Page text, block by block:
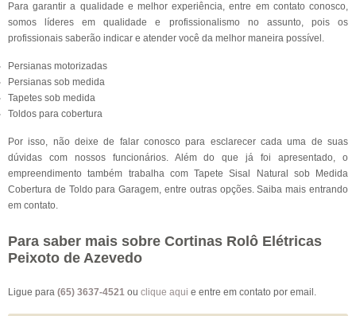
Para garantir a qualidade e melhor experiência, entre em contato conosco,
somos líderes em qualidade e profissionalismo no assunto, pois os
profissionais saberão indicar e atender você da melhor maneira possível.
Persianas motorizadas
Persianas sob medida
Tapetes sob medida
Toldos para cobertura
Por isso, não deixe de falar conosco para esclarecer cada uma de suas
dúvidas com nossos funcionários. Além do que já foi apresentado, o
empreendimento também trabalha com Tapete Sisal Natural sob Medida
Cobertura de Toldo para Garagem, entre outras opções. Saiba mais entrando
em contato.
Para saber mais sobre Cortinas Rolô Elétricas
Peixoto de Azevedo
Ligue para (65) 3637-4521 ou clique aqui e entre em contato por email.